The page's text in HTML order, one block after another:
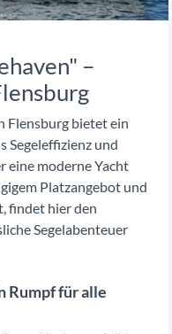
–
Flensburg bietet ein
Segeleffizienz und
eine moderne Yacht
Platzangebot und
findet hier den
Segelabenteuer
Rumpf für alle